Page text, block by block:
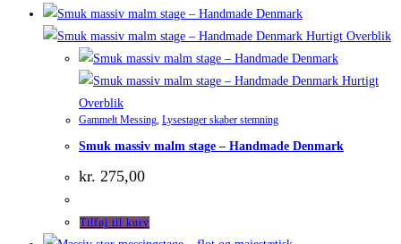
Hurtigt Overblik
Hurtigt
Overblik
Gammelt Messing Lysestager skaber stemning
Smuk massiv malm stage – Handmade Denmark
kr. 275,00
Tilføj til kurv